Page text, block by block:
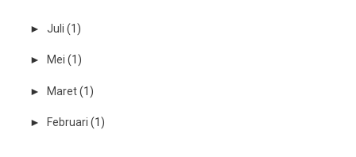
► Juli (1)
► Mei (1)
► Maret(1)
► Februari (1)